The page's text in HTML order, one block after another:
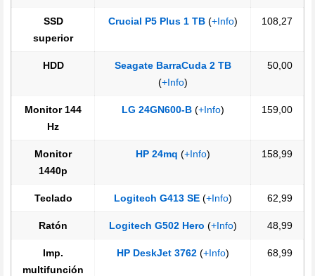
SSD
superior
Crucial P5 Plus 1 TB(+Info) 108,27
HDD
Seagate BarraCuda 2 TB
(+Info)
50,00
Monitor 144
Hz
LG 24GN600-B(+Info) 159,00
Monitor
1440p
HP 24mq (+Info) 158,99
Teclado Logitech G413 SE(+Info) 62,99
Ratón Logitech G502 Hero (+Info) 48,99
Imp.
multifunción
HP DeskJet 3762(+Info) 68,99